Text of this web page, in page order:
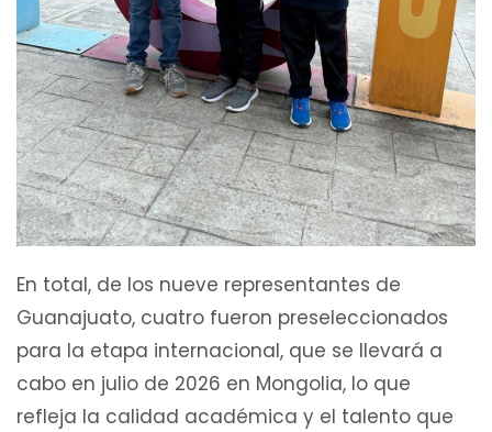
En total, de los nueve representantes de
Guanajuato, cuatro fueron preseleccionados
para la etapa internacional, que se llevará a
cabo en julio de 2026 en Mongolia, lo que
refleja la calidad académica y el talento que